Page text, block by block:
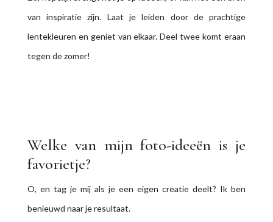
O, en tag je mij als je een eigen creatie deelt? Ik ben
benieuwd naar je resultaat.
Maar eh, denk je: leuk, maar zulke foto’s zelf maken, lukt
me toch niet zo goed. En wil je toch graag mooie,